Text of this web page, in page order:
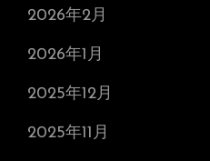
2026年2月
2026年1月
2025年12月
2025年11月